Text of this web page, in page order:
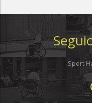
Sport